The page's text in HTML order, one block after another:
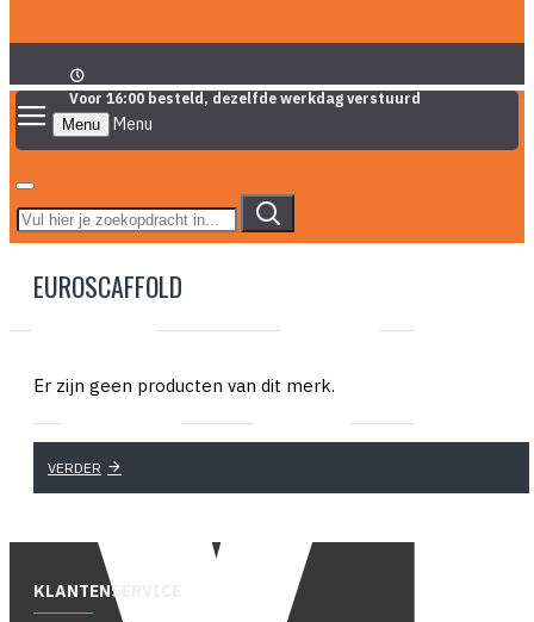
Voor 16:00 besteld, dezelfde werkdag verstuurd
Menu
EUROSCAFFOLD
Er zijn geen producten van dit merk.
VERDER
KLANTENSERVICE